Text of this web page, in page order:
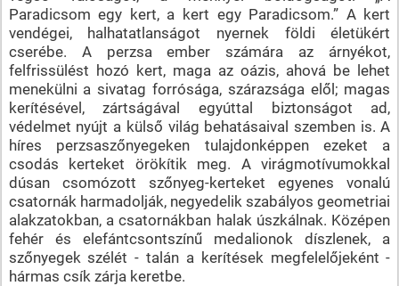
Paradicsom egy kert, a kert egy Paradicsom.” A kert
vendégei, halhatatlanságot nyernek földi életükért
cserébe. A perzsa ember számára az árnyékot,
felfrissülést hozó kert, maga az oázis, ahová be lehet
menekülni a sivatag forrósága, szárazsága elől; magas
kerítésével, zártságával egyúttal biztonságot ad,
védelmet nyújt a külső világ behatásaival szemben is. A
híres perzsaszőnyegeken tulajdonképpen ezeket a
csodás kerteket örökítik meg. A virágmotívumokkal
dúsan csomózott szőnyeg-kerteket egyenes vonalú
csatornák harmadolják, negyedelik szabályos geometriai
alakzatokban, a csatornákban halak úszkálnak. Középen
fehér és elefántcsontszínű medalionok díszlenek, a
szőnyegek szélét - talán a kerítések megfelelőjeként -
hármas csík zárja keretbe.